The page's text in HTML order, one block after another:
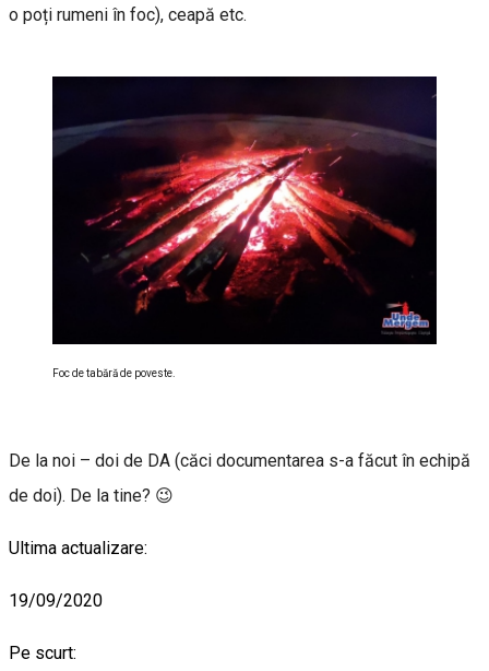
o poți rumeni în foc), ceapă etc.
Foc de tabără de poveste.
De la noi – doi de DA (căci documentarea s-a făcut în echipă
de doi). De la tine? 😉
Ultima actualizare:
19/09/2020
Pe scurt: